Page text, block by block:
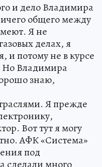
и дело Владимира
общего между
Я не
делах, я
и потому не в курсе
Но Владимира
знаю,
Я прежде
Вот тут я могу
АФК «Система»
под